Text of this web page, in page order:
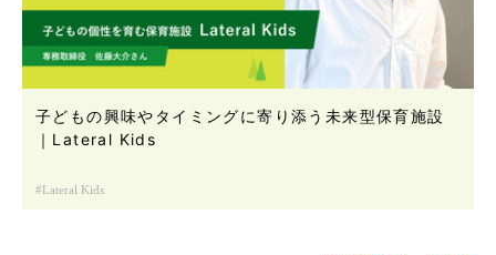
子どもの興味やタイミングに寄り添う未来型保育施設
｜Lateral Kids
Lateral Kids